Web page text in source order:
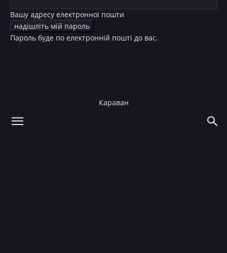
Вашу адресу електронної пошти
Пароль буде по електронній пошті до вас.
Караван